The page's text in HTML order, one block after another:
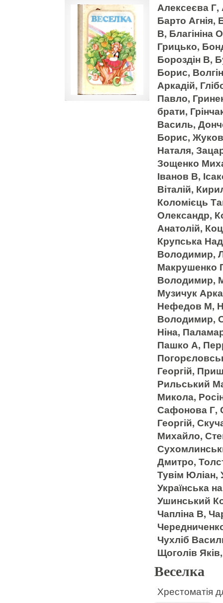
Алексеєва Г,
Барто Агнія,
В,
Грицько,
Бороздін В,
Борис,
Аркадій,
Павло,
брати,
Василь,
Борис,
Наталя,
Зощенко
Іванов В,
Віталій,
Коломієць
Олександр,
Анатолій,
Крупська
Володимир,
Макрушенко
Володимир,
Музичук
Нефедов М,
Володимир,
Ніна,
Пашко А,
Георгій,
Рильський
Микола,
Сафонова Г,
Георгій,
Михайло,
Дмитро,
Тувім Юліан,
Українська
Ушинський
Чапліна В,
Чухліб
Щоголів
Веселка
Хрестоматія